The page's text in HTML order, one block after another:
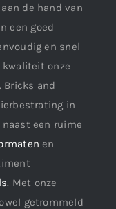
de hand van
een goed
en snel
kwaliteit onze
and
in
een ruime
en
. Met onze
getrommeld